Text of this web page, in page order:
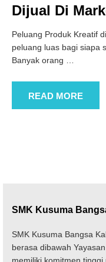
Dijual Di
Peluang Produk Kreatif
peluang luas bagi siapa
Banyak orang
READ MORE
SMK Kusuma
SMK Kusuma Bangsa
berasa dibawah